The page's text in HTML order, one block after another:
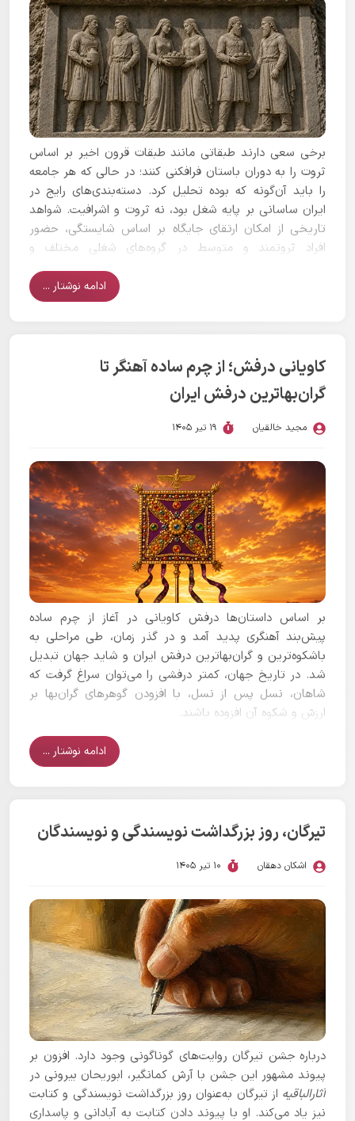
برخی سعی دارند طبقاتی مانند طبقات قرون اخیر بر اساس
ثروت را به دوران باستان فرافکنی کنند؛ در حالی که هر جامعه
را باید آن‌گونه که بوده تحلیل کرد. دسته‌بندی‌های رایج در
ایران ساسانی بر پایه شغل بود، نه ثروت و اشرافیت. شواهد
تاریخی از امکان ارتقای جایگاه بر اساس شایستگی، حضور
افراد ثروتمند و متوسط در گروه‌های شغلی مختلف و
ادامه نوشتار ...
کاویانی درفش؛ از چرم ساده آهنگر تا
گران‌بهاترین درفش ایران
مجید خالقیان 19 تیر 1405
بر اساس داستان‌ها درفش کاویانی در آغاز از چرم ساده
پیش‌بند آهنگری پدید آمد و در گذر زمان، طی مراحلی به
باشکوه‌ترین و گران‌بهاترین درفش ایران و شاید جهان تبدیل
شد. در تاریخ جهان، کمتر درفشی را می‌توان سراغ گرفت که
شاهان، نسل پس از نسل، با افزودن گوهرهای گران‌بها بر
ارزش و شکوه آن افزوده باشند.
ادامه نوشتار ...
تیرگان، روز بزرگداشت نویسندگی و نویسندگان
اشکان دهقان 10 تیر 1405
درباره جشن تیرگان روایت‌های گوناگونی وجود دارد. افزون بر
پیوند مشهور این جشن با آرش کمانگیر، ابوریحان بیرونی در
آثارالباقیه از تیرگان به‌عنوان روز بزرگداشت نویسندگی و کتابت
نیز یاد می‌کند. او با پیوند دادن کتابت به آبادانی و پاسداری